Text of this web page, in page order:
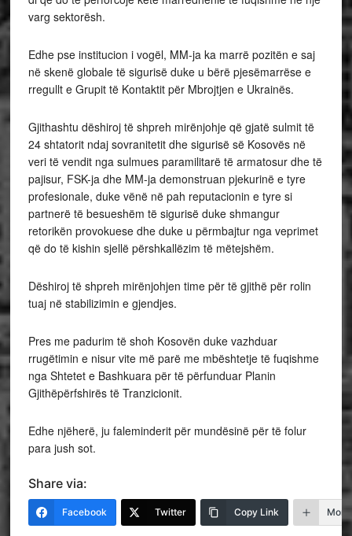
varg sektorësh.
Edhe pse institucion i vogël, MM-ja ka marrë pozitën e saj
në skenë globale të sigurisë duke u bërë pjesëmarrëse e
rregullt e Grupit të Kontaktit për Mbrojtjen e Ukrainës.
Gjithashtu dëshiroj të shpreh mirënjohje që gjatë sulmit të
24 shtatorit ndaj sovranitetit dhe sigurisë së Kosovës në
veri të vendit nga sulmues paramilitarë të armatosur dhe të
pajisur, FSK-ja dhe MM-ja demonstruan pjekurinë e tyre
profesionale, duke vënë në pah reputacionin e tyre si
partnerë të besueshëm të sigurisë duke shmangur
retorikën provokuese dhe duke u përmbajtur nga veprimet
që do të kishin sjellë përshkallëzim të mëtejshëm.
Dëshiroj të shpreh mirënjohjen time për të gjithë për rolin
tuaj në stabilizimin e gjendjes.
Pres me padurim të shoh Kosovën duke vazhduar
rrugëtimin e nisur vite më parë me mbështetje të fuqishme
nga Shtetet e Bashkuara për të përfunduar Planin
Gjithëpërfshirës të Tranzicionit.
Edhe njëherë, ju faleminderit për mundësinë për të folur
para jush sot.
Share via:
Facebook Twitter Copy Link More